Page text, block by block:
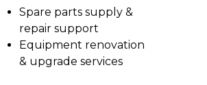
Spare parts supply &
repair support
Equipment renovation
& upgrade services